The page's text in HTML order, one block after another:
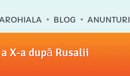
BLOG ANUNTURI
X-a după Rusalii